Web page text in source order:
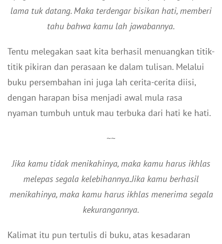
lama tuk datang. Maka terdengar bisikan hati, memberi
tahu bahwa kamu lah jawabannya.
Tentu melegakan saat kita berhasil menuangkan titik-
titik pikiran dan perasaan ke dalam tulisan. Melalui
buku persembahan ini juga lah cerita-cerita diisi,
dengan harapan bisa menjadi awal mula rasa
nyaman tumbuh untuk mau terbuka dari hati ke hati.
~~
Jika kamu tidak menikahinya, maka kamu harus ikhlas
melepas segala kelebihannya.Jika kamu berhasil
menikahinya, maka kamu harus ikhlas menerima segala
kekurangannya.
Kalimat itu pun tertulis di buku, atas kesadaran